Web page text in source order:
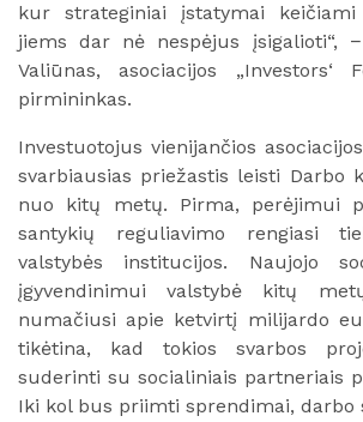
kur strateginiai įstatymai
jiems dar nė nespėjus įsigalioti“,
Valiūnas, asociacijos „Investors‘
pirmininkas.
Investuotojus vienijančios
svarbiausias priežastis leisti Darbo
nuo kitų metų. Pirma, perėjimui
santykių reguliavimo rengiasi
valstybės institucijos. Naujojo
įgyvendinimui valstybė kitų
numačiusi apie ketvirtį milijardo
tikėtina, kad tokios svarbos
suderinti su socialiniais partneriais
Iki kol bus priimti sprendimai, darbo